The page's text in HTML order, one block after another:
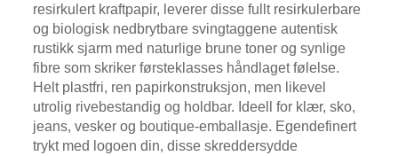
resirkulert kraftpapir, leverer disse fullt resirkulerbare
og biologisk nedbrytbare svingtaggene autentisk
rustikk sjarm med naturlige brune toner og synlige
fibre som skriker førsteklasses håndlaget følelse.
Helt plastfri, ren papirkonstruksjon, men likevel
utrolig rivebestandig og holdbar. Ideell for klær, sko,
jeans, vesker og boutique-emballasje. Egendefinert
trykt med logoen din, disse skreddersydde